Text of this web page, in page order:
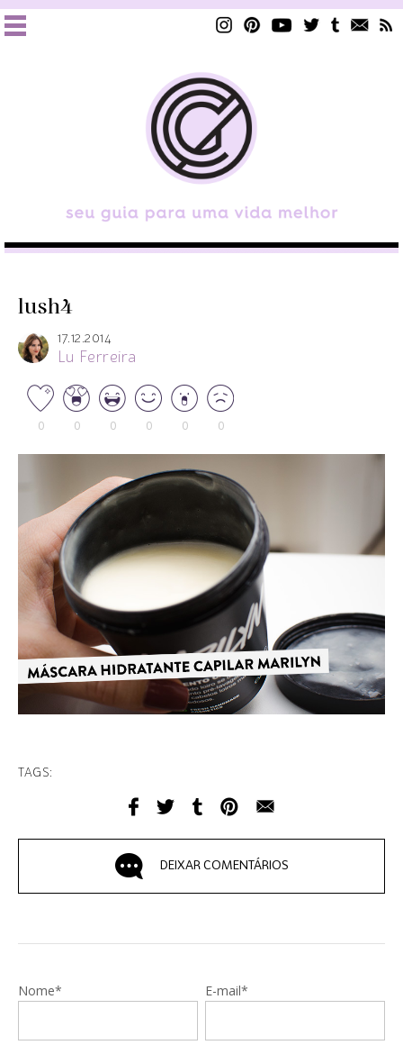
lush4
17.12.2014
Lu Ferreira
0 0 0 0 0 0
TAGS:
DEIXAR COMENTÁRIOS
Nome* E-mail*